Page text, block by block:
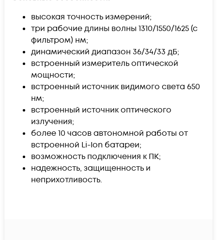
высокая точность измерений;
три рабочие длины волны 1310/1550/1625 (с
фильтром) нм;
динамический диапазон 36/34/33 дБ;
встроенный измеритель оптической
мощности;
встроенный источник видимого света 650
нм;
встроенный источник оптического
излучения;
более 10 часов автономной работы от
встроенной Li-Ion батареи;
возможность подключения к ПК;
надежность, защищенность и
неприхотливость.